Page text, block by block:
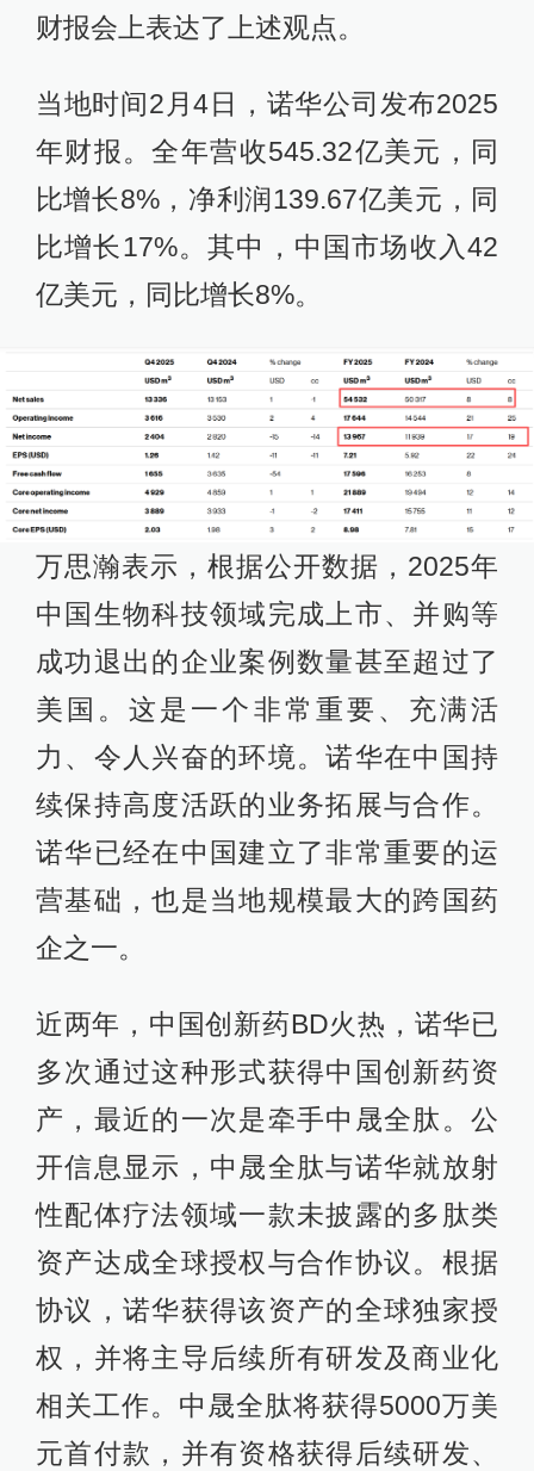
财报会上表达了上述观点。
当地时间2月4日，诺华公司发布2025
年财报。全年营收545.32亿美元，同
比增长8%，净利润139.67亿美元，同
比增长17%。其中，中国市场收入42
亿美元，同比增长8%。
万思瀚表示，根据公开数据，2025年
中国生物科技领域完成上市、并购等
成功退出的企业案例数量甚至超过了
美国。这是一个非常重要、充满活
力、令人兴奋的环境。诺华在中国持
续保持高度活跃的业务拓展与合作。
诺华已经在中国建立了非常重要的运
营基础，也是当地规模最大的跨国药
企之一。
近两年，中国创新药BD火热，诺华已
多次通过这种形式获得中国创新药资
产，最近的一次是牵手中晟全肽。公
开信息显示，中晟全肽与诺华就放射
性配体疗法领域一款未披露的多肽类
资产达成全球授权与合作协议。根据
协议，诺华获得该资产的全球独家授
权，并将主导后续所有研发及商业化
相关工作。中晟全肽将获得5000万美
元首付款，并有资格获得后续研发、